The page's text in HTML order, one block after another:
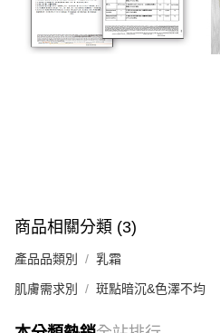
商品相關分類 (3)
產品品類別 乳霜
肌膚需求別 斑點暗沉&色澤不均